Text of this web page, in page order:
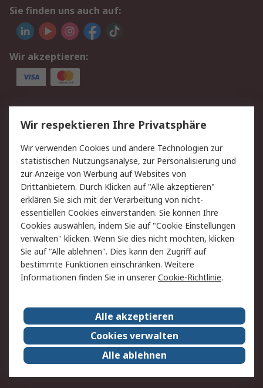
Sie finden uns auch auf:
Wir akzeptieren:
Service
Value Added Services
Lieferlösungen
Rücksendung/Entsorgung Kontakt
Hilfe
Rechtliches
RS Verkaufs- und
Lieferbedingungen
Datenschutz
Cookie-Richtlinie
Zahlungsbedingungen
Impressum
Webseite Konditionen
RS weltweit
Karriere bei RS
Nachhaltigkeit
Qualität/Zertifikate
Presse-Center
Event-Center
Wir respektieren Ihre Privatsphäre
Wir verwenden Cookies und andere Technologien zur
statistischen Nutzungsanalyse, zur Personalisierung und
zur Anzeige von Werbung auf Websites von
Drittanbietern. Durch Klicken auf "Alle akzeptieren"
erklären Sie sich mit der Verarbeitung von nicht-
essentiellen Cookies einverstanden. Sie können Ihre
Cookies auswählen, indem Sie auf "Cookie Einstellungen
verwalten" klicken. Wenn Sie dies nicht möchten, klicken
Sie auf "Alle ablehnen". Dies kann den Zugriff auf
bestimmte Funktionen einschränken. Weitere
Informationen finden Sie in unsererCookie-Richtlinie.
Alle akzeptieren
Cookies verwalten
Alle ablehnen